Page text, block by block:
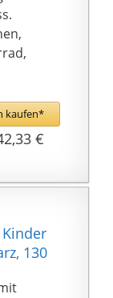
kaufen*
€
Kinder
130